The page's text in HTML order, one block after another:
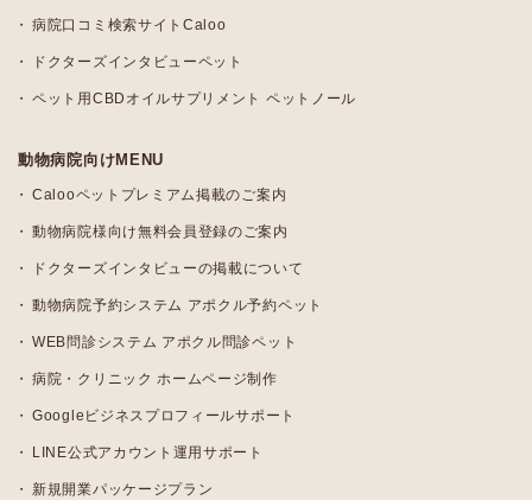
病院口コミ検索サイトCaloo
ドクターズインタビューペット
ペット用CBDオイルサプリメント ペットノール
動物病院向けMENU
Calooペットプレミアム掲載のご案内
動物病院様向け無料会員登録のご案内
ドクターズインタビューの掲載について
動物病院予約システム アポクル予約ペット
WEB問診システム アポクル問診ペット
病院・クリニック ホームページ制作
Googleビジネスプロフィールサポート
LINE公式アカウント運用サポート
新規開業パッケージプラン